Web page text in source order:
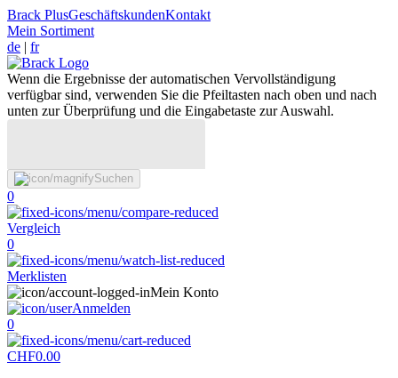
Brack PlusGeschäftskundenKontakt
Mein Sortiment
de | fr
Wenn die Ergebnisse der automatischen Vervollständigung
verfügbar sind, verwenden Sie die Pfeiltasten nach oben und nach
unten zur Überprüfung und die Eingabetaste zur Auswahl.
Suchen
0
Vergleich
0
Merklisten
Mein Konto
Anmelden
0
CHF0.00